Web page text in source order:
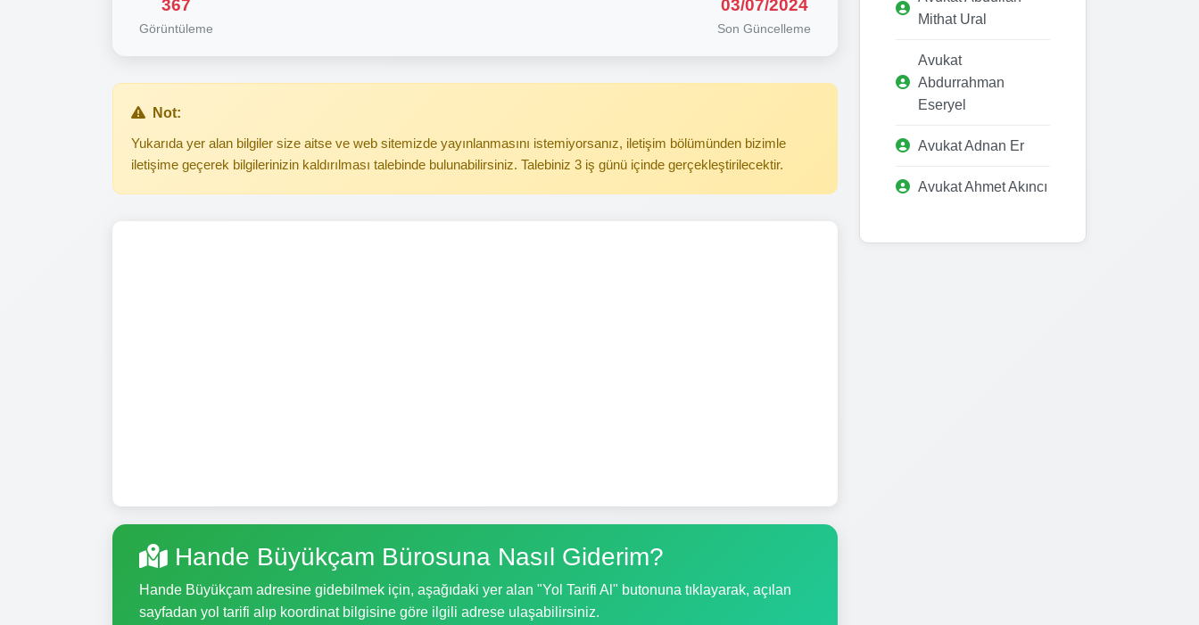
367
Görüntüleme
03/07/2024
Son Güncelleme
Not:
Yukarıda yer alan bilgiler size aitse ve web sitemizde yayınlanmasını istemiyorsanız, iletişim bölümünden bizimle
iletişime geçerek bilgilerinizin kaldırılması talebinde bulunabilirsiniz. Talebiniz 3 iş günü içinde gerçekleştirilecektir.
Hande Büyükçam Bürosuna Nasıl Giderim?
Hande Büyükçam adresine gidebilmek için, aşağıdaki yer alan "Yol Tarifi Al" butonuna tıklayarak, açılan
sayfadan yol tarifi alıp koordinat bilgisine göre ilgili adrese ulaşabilirsiniz.
Mithat Ural
Avukat
Abdurrahman
Eseryel
Avukat Adnan Er
Avukat Ahmet Akıncı